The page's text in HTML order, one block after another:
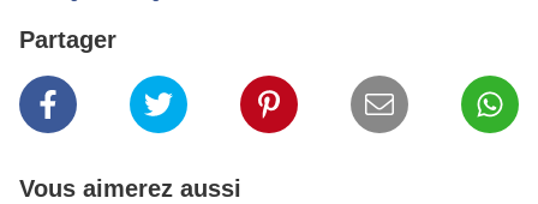
Partager
Vous aimerez aussi